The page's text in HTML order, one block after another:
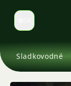
Prepnúť jazyk
Sladkovodné